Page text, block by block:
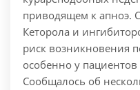
приводящем к апноэ.
Кеторола и
риск возникновения
особенно у
Сообщалось об